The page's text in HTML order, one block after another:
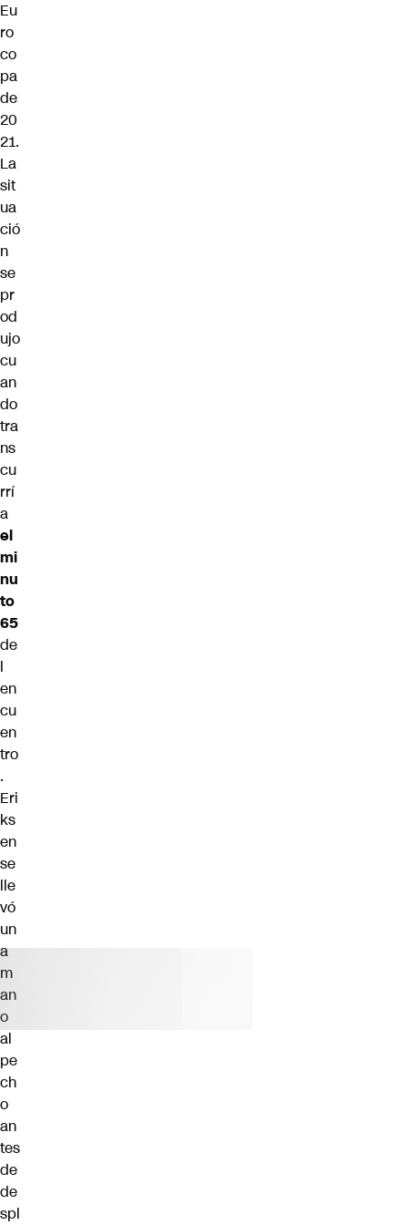
Eu
ro
co
pa
de
20
21.
La
sit
ua
ció
n
se
pr
od
ujo
cu
an
do
tra
ns
cu
rrí
a
el
mi
nu
to
65
de
l
en
cu
en
tro
.
Eri
ks
en
se
lle
vó
un
a
m
an
o
al
pe
ch
o
an
tes
de
de
spl